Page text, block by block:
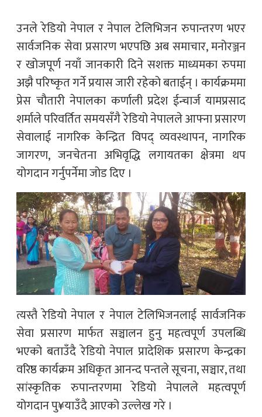
उनले रेडियो नेपाल र नेपाल टेलिभिजन रुपान्तरण भएर
सार्वजनिक सेवा प्रसारण भएपछि अब समाचार, मनोरञ्जन
र खोजपूर्ण नयाँ जानकारी दिने सशक्त माध्यमका रुपमा
अझै परिष्कृत गर्ने प्रयास जारी रहेको बताईन् । कार्यक्रममा
प्रेस चौतारी नेपालका कर्णाली प्रदेश ईन्चार्ज यामप्रसाद
शर्माले परिवर्तित समयसँगै रेडियो नेपालले आफ्ना प्रसारण
सेवालाई नागरिक केन्द्रित विपद् व्यवस्थापन, नागरिक
जागरण, जनचेतना अभिवृद्धि लगायतका क्षेत्रमा थप
योगदान गर्नुपर्नेमा जोड दिए ।
त्यस्तै रेडियो नेपाल र नेपाल टेलिभिजनलाई सार्वजनिक
सेवा प्रसारण मार्फत सञ्चालन हुनु महत्वपूर्ण उपलब्धि
भएको बताउँदै रेडियो नेपाल प्रादेशिक प्रसारण केन्द्रका
वरिष्ठ कार्यक्रम अधिकृत आनन्द पन्तले सूचना, सञ्चार, तथा
सांस्कृतिक रुपान्तरणमा रेडियो नेपालले महत्वपूर्ण
योगदान पु¥याउँदै आएको उल्लेख गरे ।